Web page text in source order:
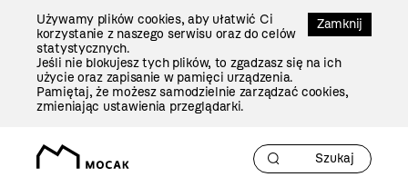
Zamknij
Używamy plików cookies, aby ułatwić Ci
korzystanie z naszego serwisu oraz do celów
statystycznych.
Jeśli nie blokujesz tych plików, to zgadzasz się na ich
użycie oraz zapisanie w pamięci urządzenia.
Pamiętaj, że możesz samodzielnie zarządzać cookies,
zmieniając ustawienia przeglądarki.